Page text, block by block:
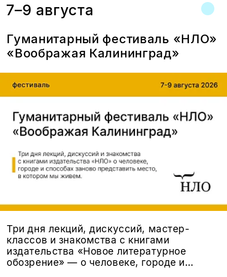
7–9 августа
Гуманитарный фестиваль «НЛО»
«Воображая Калининград»
Три дня лекций, дискуссий, мастер-
классов и знакомства с книгами
издательства «Новое литературное
обозрение» — о человеке, городе и